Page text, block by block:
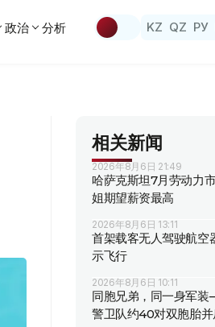
政治 分析 KZ QZ РУ
相关新闻
2026年8月6日 21:49
哈萨克斯坦7月劳动力
姐期望薪资最高
2026年8月6日 13:11
首架载客无人驾驶航空
示飞行
2026年8月6日 10:11
同胞兄弟，同一身军
警卫队约40对双胞胎